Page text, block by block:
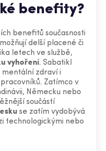
benefity?
benefitů současnosti
delší placené či
letech ve službě,
vyhoření. Sabatikl
zdraví i
Zatímco v
Německu nebo
součástí
se zatím vydobývá
technologickými nebo